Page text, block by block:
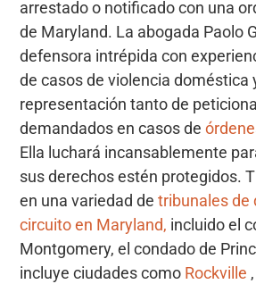
arrestado o notificado con una
de Maryland. La abogada Paolo
defensora intrépida con
de casos de violencia doméstica
representación tanto de
demandados en casos de
Ella luchará incansablemente
sus derechos estén protegidos.
en una variedad detribunales de
circuito en Maryland, incluido el
Montgomery, el condado de
incluye ciudades como Rockville ,